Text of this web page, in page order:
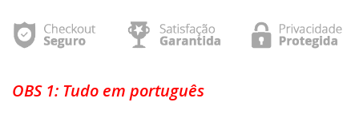
OBS 1: Tudo em português